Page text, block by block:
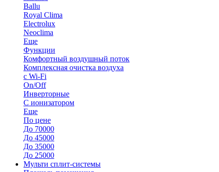
Ballu
Royal Clima
Electrolux
Neoclima
Еще
Функции
Комфортный воздушный поток
Комплексная очистка воздуха
с Wi-Fi
On/Off
Инверторные
С ионизатором
Еще
По цене
До 70000
До 45000
До 35000
До 25000
Мульти сплит-системы